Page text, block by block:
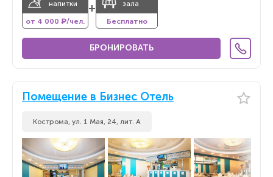
напитки
от 4 000 ₽/чел.
+
зала
Бесплатно
БРОНИРОВАТЬ
Помещение в Бизнес Отель
Кострома, ул. 1 Мая, 24, лит. А